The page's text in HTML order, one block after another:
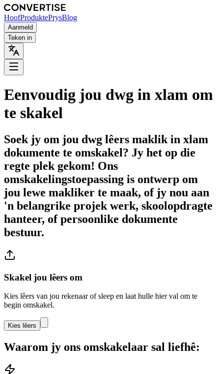
HoofProduktePrysBlog
Aanmeld
Teken in
Eenvoudig jou dwg in xlam om
te skakel
Soek jy om jou dwg lêers maklik in xlam
dokumente te omskakel? Jy het op die
regte plek gekom! Ons
omskakelingstoepassing is ontwerp om
jou lewe makliker te maak, of jy nou aan
'n belangrike projek werk, skoolopdragte
hanteer, of persoonlike dokumente
bestuur.
Skakel jou lêers om
Kies lêers van jou rekenaar of sleep en laat hulle hier val om te
begin omskakel.
Kies lêers
Waarom jy ons omskakelaar sal liefhê: